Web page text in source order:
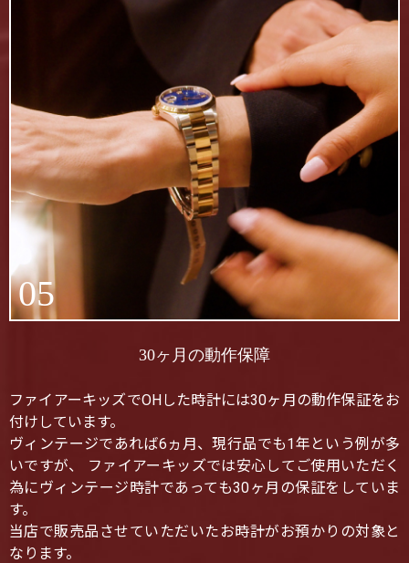
05
30ヶ月の動作保障
ファイアーキッズでOHした時計には30ヶ月の動作保証をお
付けしています。
ヴィンテージであれば6ヵ月、現行品でも1年という例が多
いですが、 ファイアーキッズでは安心してご使用いただく
為にヴィンテージ時計であっても30ヶ月の保証をしていま
す。
当店で販売品させていただいたお時計がお預かりの対象と
なります。